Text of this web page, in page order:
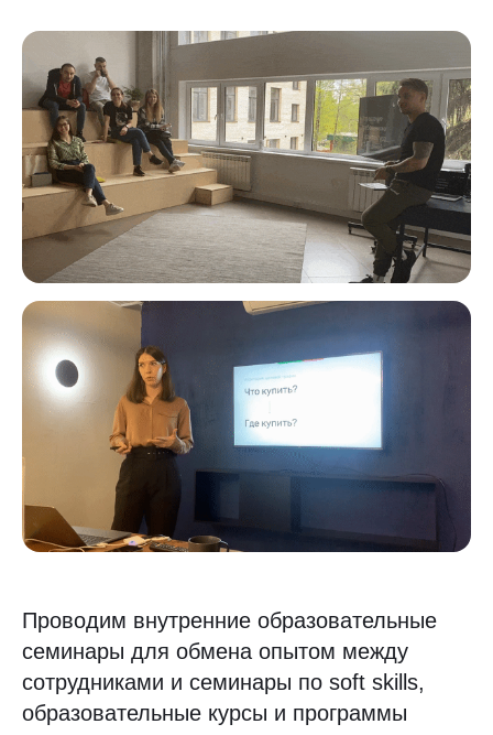
Проводим внутренние образовательные
семинары для обмена опытом между
сотрудниками и семинары по soft skills,
образовательные курсы и программы